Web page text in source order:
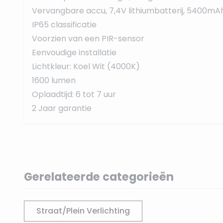
Vervangbare accu, 7,4V lithiumbatterij,
IP65 classificatie
Voorzien van een PIR-sensor
Eenvoudige installatie
Lichtkleur: Koel Wit (4000K)
1600 lumen
Oplaadtijd: 6 tot 7 uur
2 Jaar garantie
Gerelateerde categorieën
Straat/Plein Verlichting